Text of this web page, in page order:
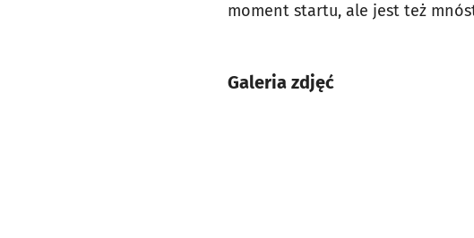
moment startu, ale jest też
Galeria zdjęć